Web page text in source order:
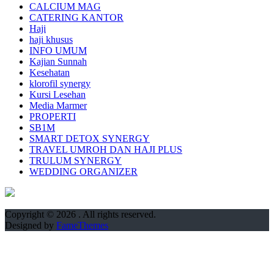
CALCIUM MAG
CATERING KANTOR
Haji
haji khusus
INFO UMUM
Kajian Sunnah
Kesehatan
klorofil synergy
Kursi Lesehan
Media Marmer
PROPERTI
SB1M
SMART DETOX SYNERGY
TRAVEL UMROH DAN HAJI PLUS
TRULUM SYNERGY
WEDDING ORGANIZER
Copyright © 2026 . All rights reserved.
Designed by FameThemes